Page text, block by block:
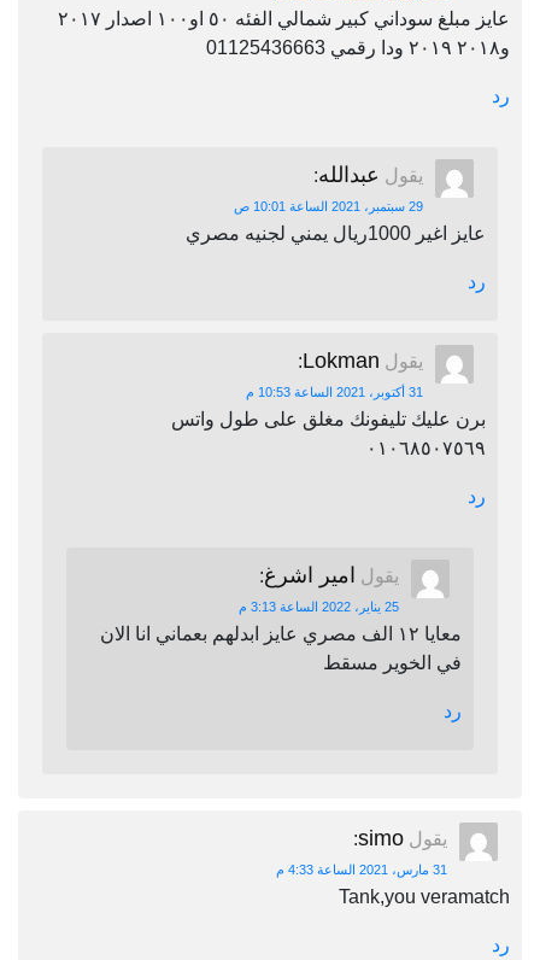
عايز مبلغ سوداني كبير شمالي الفئه ٥٠ او١٠٠ اصدار ٢٠١٧
و٢٠١٨ ٢٠١٩ ودا رقمي 01125436663
رد
يقول عبدالله:
29 سبتمبر، 2021 الساعة 10:01 ص
عايز اغير 1000ريال يمني لجنيه مصري
رد
يقول Lokman
:
31 أكتوبر، 2021 الساعة 10:53 م
برن عليك تليفونك مغلق على طول واتس
٠١٠٦٨٥٠٧٥٦٩
رد
يقول امير اشرغ:
25 يناير، 2022 الساعة 3:13 م
معايا ١٢ الف مصري عايز ابدلهم بعماني انا الان
في الخوير مسقط
رد
يقول simo
:
31 مارس، 2021 الساعة 4:33 م
Tank,you veramatch
رد